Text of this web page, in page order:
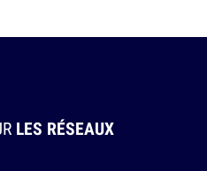
LES RÉSEAUX